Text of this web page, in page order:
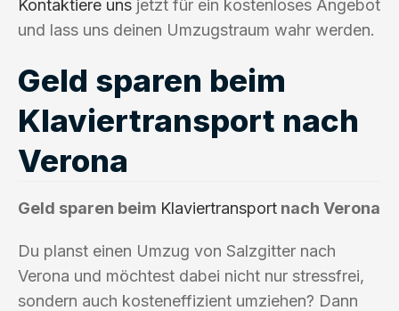
Kontaktiere uns jetzt für ein kostenloses Angebot
und lass uns deinen Umzugstraum wahr werden.
Geld sparen beim
Klaviertransport nach
Verona
Geld sparen beim Klaviertransport nach Verona
Du planst einen Umzug von Salzgitter nach
Verona und möchtest dabei nicht nur stressfrei,
sondern auch kosteneffizient umziehen? Dann